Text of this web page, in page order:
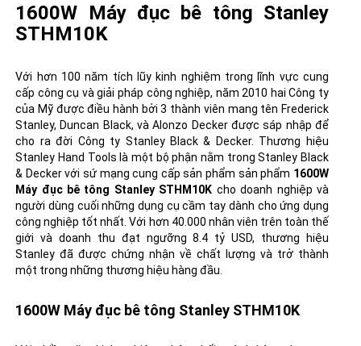
1600W Máy đục bê tông Stanley
STHM10K
Với hơn 100 năm tích lũy kinh nghiệm trong lĩnh vực cung
cấp công cụ và giải pháp công nghiệp, năm 2010 hai Công ty
của Mỹ được điều hành bởi 3 thành viên mang tên Frederick
Stanley, Duncan Black, và Alonzo Decker được sáp nhập để
cho ra đời Công ty Stanley Black & Decker. Thương hiệu
Stanley Hand Tools là một bộ phận nằm trong Stanley Black
& Decker với sứ mạng cung cấp sản phẩm sản phẩm 1600W
Máy đục bê tông Stanley STHM10K cho doanh nghiệp và
người dùng cuối những dụng cụ cầm tay dành cho ứng dụng
công nghiệp tốt nhất. Với hơn 40.000 nhân viên trên toàn thế
giới và doanh thu đạt ngưỡng 8.4 tỷ USD, thương hiệu
Stanley đã được chứng nhận về chất lượng và trở thành
một trong những thương hiệu hàng đầu.
1600W Máy đục bê tông Stanley STHM10K